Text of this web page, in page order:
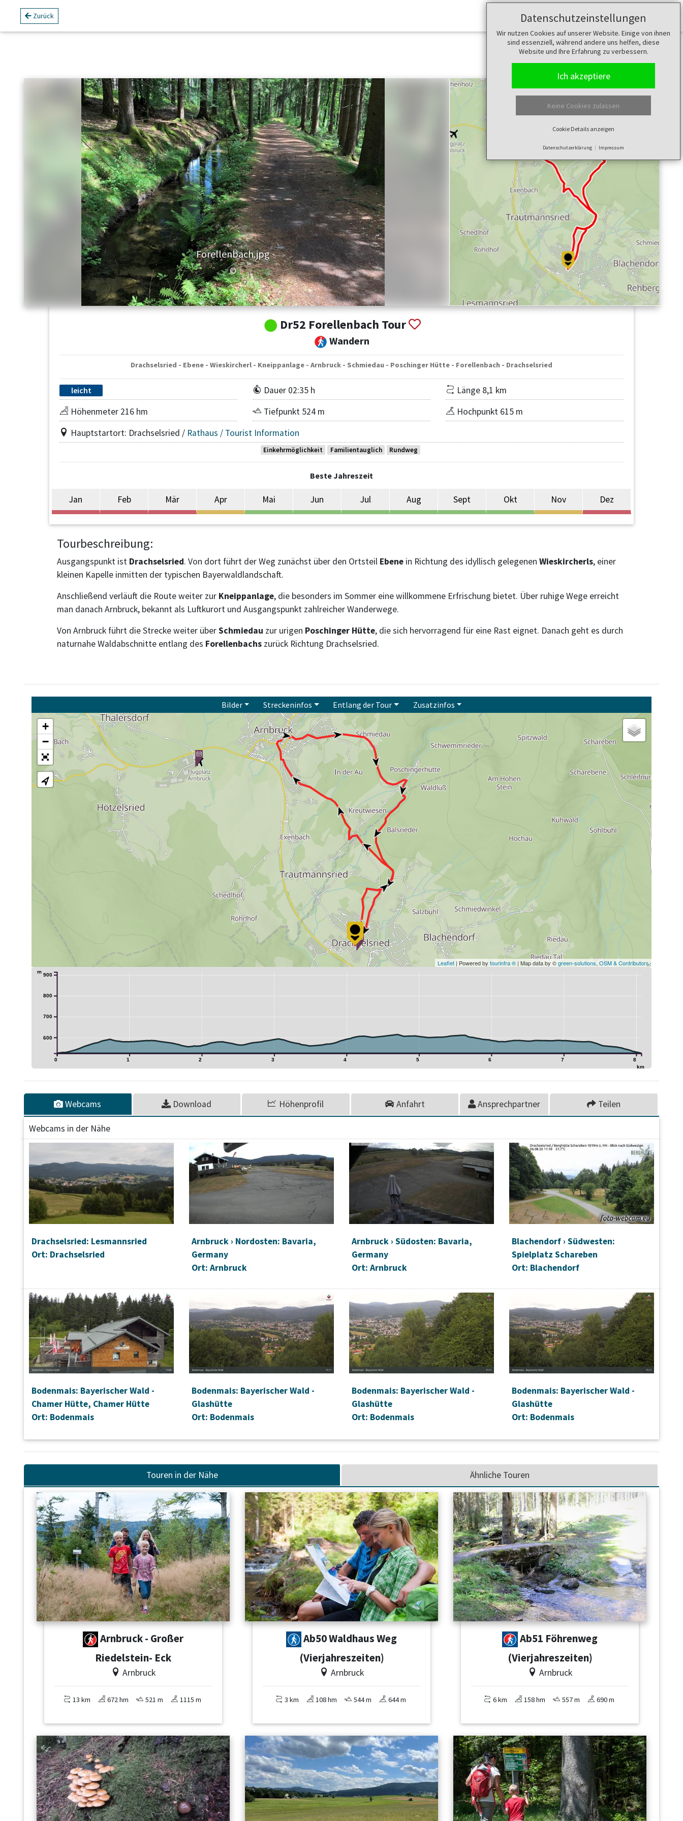
Datenschutzeinstellungen
Wir nutzen Cookies auf unserer Website. Einige von ihnen
sind essenziell, während andere uns helfen, diese
Website und Ihre Erfahrung zu verbessern.
Ich akzeptiere
Keine Cookies zulassen
Cookie Details anzeigen
Datenschutzerklärung Impressum
Zurück Merkzettel ( 0 )
Forellenbach.jpg
©
Dr52 Forellenbach Tour
Wandern
Drachselsried - Ebene - Wieskircherl - Kneippanlage - Arnbruck - Schmiedau - Poschinger Hütte - Forellenbach - Drachselsried
leicht Dauer 02:35 h
Länge 8,1 km
Höhenmeter 216 hm
Tiefpunkt 524 m
Hochpunkt 615 m
Hauptstartort: Drachselsried / Rathaus / Tourist Information
Einkehrmöglichkeit Familientauglich Rundweg
Beste Jahreszeit
Jan Feb Mär Apr Mai Jun Jul Aug Sept Okt Nov Dez
Tourbeschreibung:
Ausgangspunkt ist Drachselsried. Von dort führt der Weg zunächst über den Ortsteil Ebene in Richtung des idyllisch gelegenen Wieskircherls, einer
kleinen Kapelle inmitten der typischen Bayerwaldlandschaft.
Anschließend verläuft die Route weiter zur Kneippanlage, die besonders im Sommer eine willkommene Erfrischung bietet. Über ruhige Wege erreicht
man danach Arnbruck, bekannt als Luftkurort und Ausgangspunkt zahlreicher Wanderwege.
Von Arnbruck führt die Strecke weiter überSchmiedau zur urigen Poschinger Hütte, die sich hervorragend für eine Rast eignet. Danach geht es durch
naturnahe Waldabschnitte entlang des Forellenbachs zurück Richtung Drachselsried.
Bilder Streckeninfos Entlang der Tour Zusatzinfos
25
+
−
Leaflet | Powered by tourinfra ® | Map data by ©green-solutions,OSM & Contributors
0 1 2 3 4 5 6 7 8
km
600
700
800
900
m
Webcams Download Höhenprofil Anfahrt Ansprechpartner Teilen
Webcams in der Nähe
Drachselsried: Lesmannsried
Ort: Drachselsried
Arnbruck › Nordosten: Bavaria,
Germany
Ort: Arnbruck
Arnbruck › Südosten: Bavaria,
Germany
Ort: Arnbruck
Blachendorf › Südwesten:
Spielplatz Schareben
Ort: Blachendorf
Bodenmais: Bayerischer Wald -
Chamer Hütte, Chamer Hütte
Ort: Bodenmais
Bodenmais: Bayerischer Wald -
Glashütte
Ort: Bodenmais
Bodenmais: Bayerischer Wald -
Glashütte
Ort: Bodenmais
Bodenmais: Bayerischer Wald -
Glashütte
Ort: Bodenmais
Touren in der Nähe Ähnliche Touren
Arnbruck - Großer
Riedelstein- Eck
Arnbruck
13 km 672 hm 521 m 1115 m
Ab50 Waldhaus Weg
(Vierjahreszeiten)
Arnbruck
3 km 108 hm 544 m 644 m
Ab51 Föhrenweg
(Vierjahreszeiten)
Arnbruck
6 km 158 hm 557 m 690 m